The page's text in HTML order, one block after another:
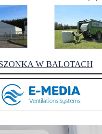
W BALOTACH